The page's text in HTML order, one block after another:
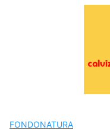
FONDONATURA